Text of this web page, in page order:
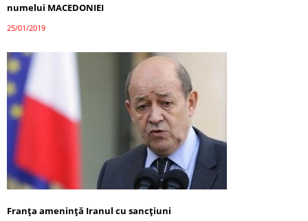
numelui MACEDONIEI
25/01/2019
Franţa ameninţă Iranul cu sancţiuni